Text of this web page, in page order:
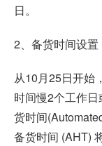
日。
2、备货时间设置
从10月25日开始
时间慢2个工作
货时间
备货时间 (AHT)